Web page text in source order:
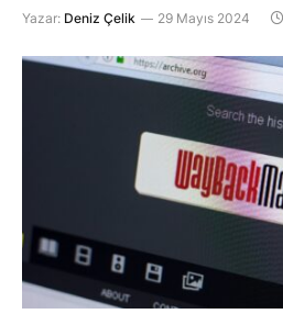
Yazar: Deniz Çelik 29 Mayıs 2024